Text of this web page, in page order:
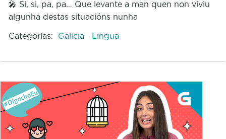
🎤 Si, si, pa, pa… Que levante a man quen non viviu
algunha destas situacións nunha
Categorías: Galicia Lingua